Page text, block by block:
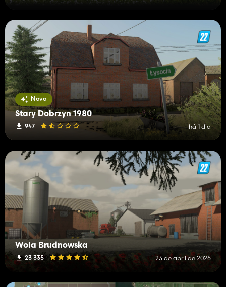
Novo
Stary Dobrzyn 1980
947 há 1 dia
Wola Brudnowska
23 335 23 de abril de 2026